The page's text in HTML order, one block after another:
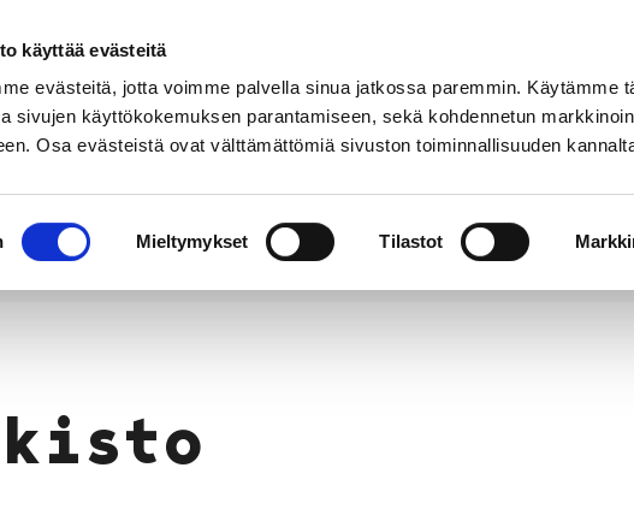
käyttää evästeitä
evästeitä, jotta voimme palvella sinua jatkossa paremmin. Käytämme
sivujen käyttökokemuksen parantamiseen, sekä kohdennetun
Osa evästeistä ovat välttämättömiä sivuston toiminnallisuuden
Mieltymykset Tilastot